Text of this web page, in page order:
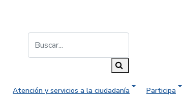
Atención y servicios a la ciudadanía Participa